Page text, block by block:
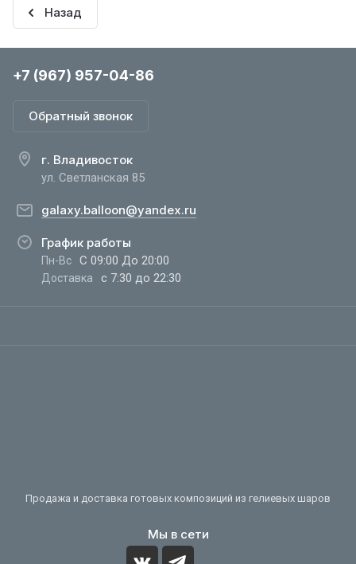
Назад
+7 (967) 957-04-86
Обратный звонок
г. Владивосток
ул. Светланская 85
galaxy.balloon@yandex.ru
График работы
Пн-Вс С 09:00 До 20:00
Доставка с 7:30 до 22:30
Продажа и доставка готовых композиций из гелиевых шаров
Мы в сети